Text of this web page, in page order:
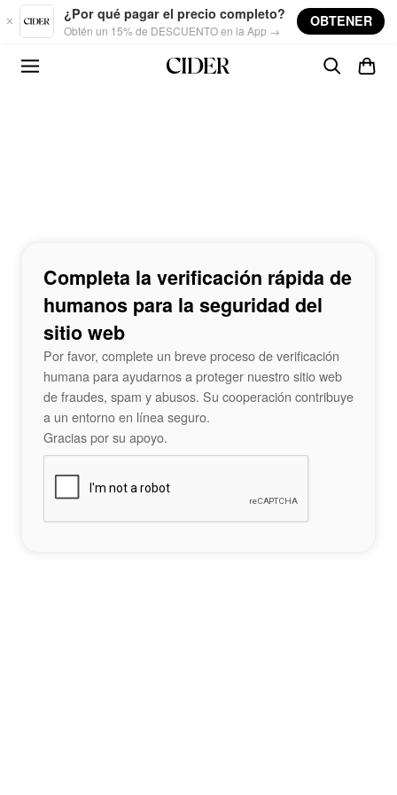
Skip to main content
¿Por qué pagar el precio completo?
Obtén un 15% de DESCUENTO en la App →
OBTENER
Completa la verificación rápida de
humanos para la seguridad del
sitio web
Por favor, complete un breve proceso de verificación
humana para ayudarnos a proteger nuestro sitio web
de fraudes, spam y abusos. Su cooperación contribuye
a un entorno en línea seguro.
Gracias por su apoyo.